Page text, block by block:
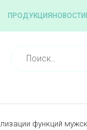
ПРОДУКЦИЯ НОВОСТИ
функций